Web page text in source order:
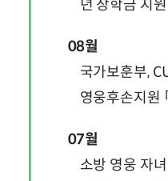
년 장학금 지원
08월
국가보훈부,
영웅후손지원
07월
소방 영웅 자